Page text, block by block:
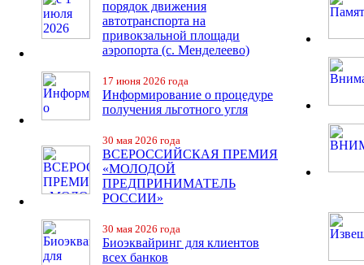
порядок движения
автотранспорта на
привокзальной площади
аэропорта (с. Менделеево)
17 июня 2026 года
Информирование о процедуре
получения льготного угля
30 мая 2026 года
ВСЕРОССИЙСКАЯ ПРЕМИЯ
«МОЛОДОЙ
ПРЕДПРИНИМАТЕЛЬ
РОССИИ»
30 мая 2026 года
Биоэквайринг для клиентов
всех банков